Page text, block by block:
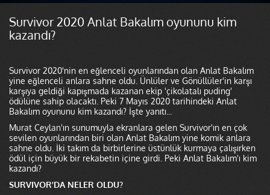
Survivor 2020 Anlat Bakalım oyununu kim
kazandı?
Survivor 2020'nin en eğlenceli oyunlarından olan Anlat Bakalım
yine eğlenceli anlara sahne oldu. Ünlüler ve Gönüllüler'in karşı
karşıya geldiği kapışmada kazanan ekip 'çikolatalı puding'
ödülüne sahip olacaktı. Peki 7 Mayıs 2020 tarihindeki Anlat
Bakalım oyununu kim kazandı? İşte yanıtı...
Murat Ceylan'ın sunumuyla ekranlara gelen Survivor'ın en çok
sevilen oyunlarından biri olan Anlat Bakalım yine komik anlara
sahne oldu. İki takım da birbirlerine üstünlük kurmaya çalışırken
ödül için büyük bir rekabetin içine girdi. Peki Anlat Bakalım'ı kim
kazandı?
SURVIVOR'DA NELER OLDU?